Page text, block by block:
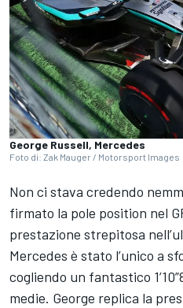
George Russell, Mercedes
Foto di: Zak Mauger / Motorsport Images
Non ci stava credendo
firmato la pole position nel
prestazione strepitosa
Mercedes è stato l’unico a
cogliendo un fantastico
medie. George replica la